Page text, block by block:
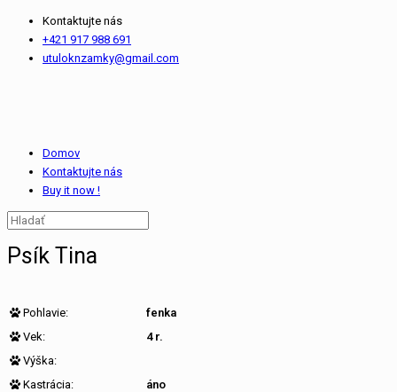
Kontaktujte nás
+421 917 988 691
utuloknzamky@gmail.com
Domov
Kontaktujte nás
Buy it now !
Psík Tina
Pohlavie:
fenka
Vek:
4 r.
Výška:
Kastrácia:
áno